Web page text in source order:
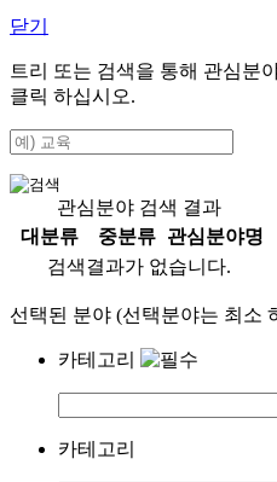
닫기
트리 또는 검색을 통해 관심분
클릭 하십시오.
관심분야 검색 결과
대분류
중분류
관심분야명
검색결과가 없습니다.
선택된 분야 (선택분야는 최소
카테고리
카테고리